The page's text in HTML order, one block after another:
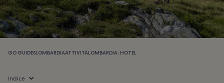
GO GUIDESLOMBARDIAATTIVITÀLOMBARDIA: HOTEL
Indice